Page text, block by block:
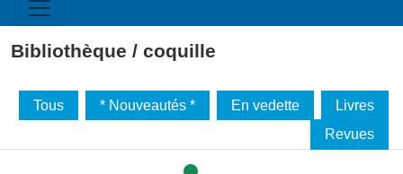
Bibliothèque / coquille
Tous * Nouveautés * En vedette
Livres
Revues